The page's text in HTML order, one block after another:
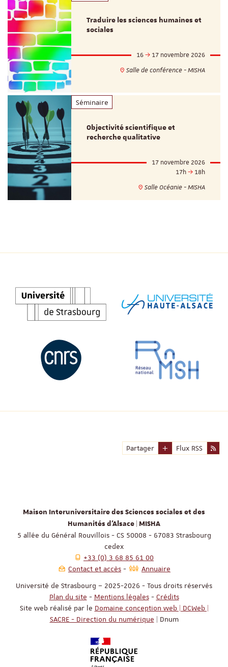
Traduire les sciences humaines et
sociales
16
17 novembre 2026
Salle de conférence - MISHA
Séminaire
Objectivité scientifique et
recherche qualitative
17 novembre 2026
17h
18h
Salle Océanie - MISHA
Partager Flux RSS
Maison Interuniversitaire des Sciences sociales et des
Humanités d'Alsace | MISHA
5 allée du Général Rouvillois - CS 50008 - 67083 Strasbourg
cedex
+33 (0) 3 68 85 61 00
Contact et accès
Annuaire
Université de Strasbourg – 2025-2026 - Tous droits réservés
Plan du site - Mentions légales- Crédits
Site web réalisé par le Domaine conception web | DCWeb |
SACRE - Direction du numérique | Dnum